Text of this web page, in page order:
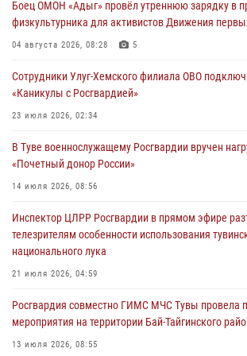
31 июля 2026, 03:49
Сотрудники вневедомственной охраны приняли
29 июля 2026, 09:41
26 сигналов «Тревога» с автотранспортов
29 июля 2026, 08:37 1
В Туве офицер Росгвардии подвела итоги
28 июля 2026, 07:48
Боец ОМОН «Адыг» провёл утреннюю зарядку в
физкультурника для активистов Движения
04 августа 2026, 08:28 5
Сотрудники Улуг-Хемского филиала ОВО
«Каникулы с Росгвардией»
23 июля 2026, 02:34
В Туве военнослужащему Росгвардии вручен
«Почетный донор России»
14 июля 2026, 08:56
Инспектор ЦЛРР Росгвардии в прямом эфире
телезрителям особенности использования
национального лука
21 июля 2026, 04:59
Росгвардия совместно ГИМС МЧС Тувы провела
мероприятия на территории Бай-Тайгинского
13 июля 2026, 08:55